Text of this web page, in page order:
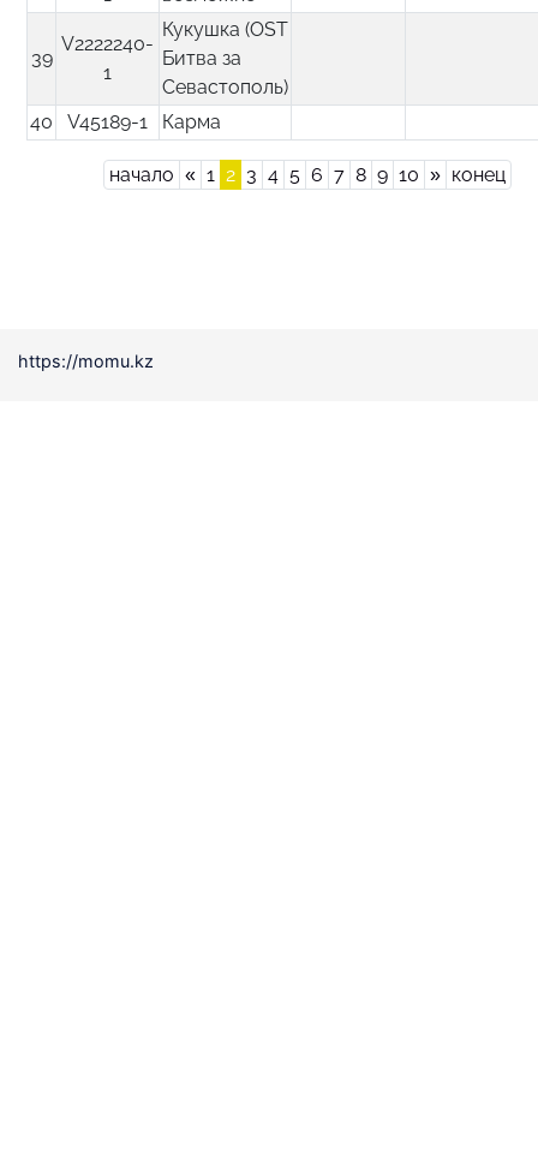
39
V2222240-
1
Кукушка (OST
Битва за
Севастополь)
40
V45189-1 Карма
начало «Previous
1 2 3 4 5 6 7 8 9 10 »Next
конец
https://momu.kz